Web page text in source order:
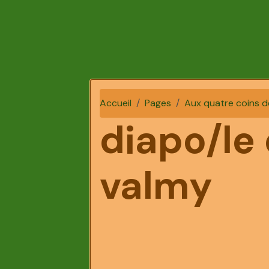
Accueil Pages Aux quatre coins
diapo/le
valmy